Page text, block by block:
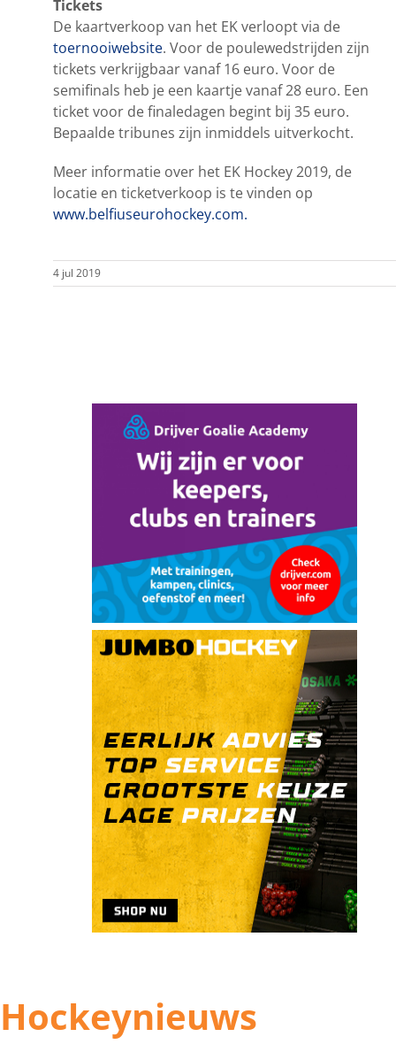
Tickets
De kaartverkoop van het EK verloopt via de
toernooiwebsite. Voor de poulewedstrijden zijn
tickets verkrijgbaar vanaf 16 euro. Voor de
semifinals heb je een kaartje vanaf 28 euro. Een
ticket voor de finaledagen begint bij 35 euro.
Bepaalde tribunes zijn inmiddels uitverkocht.
Meer informatie over het EK Hockey 2019, de
locatie en ticketverkoop is te vinden op
www.belfiuseurohockey.com.
4 jul 2019
Hockeynieuws